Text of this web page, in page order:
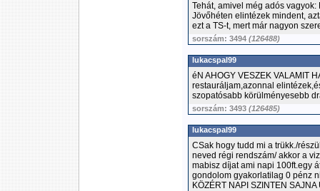
Tehát, amivel még adós
Jövőhéten elintézek mindent,
ezt a TS-t, mert már nagyon
sorszám: 3494 (126488)
lukacspal99
éN AHOGY VESZEK VALAMIT
restauráljam,azonnal
szopatósabb körülményesebb
sorszám: 3493 (126485)
lukacspal99
CSak hogy tudd mi a trükk./
neved régi rendszám/ akkor a
mabisz díjat ami napi 100ft.egy
gondolom gyakorlatilag 0 pénz
KÖZÉRT NAPI SZINTEN SAJNA